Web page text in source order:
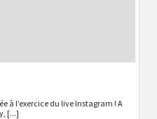
à l’exercice du live Instagram ! A
[...]